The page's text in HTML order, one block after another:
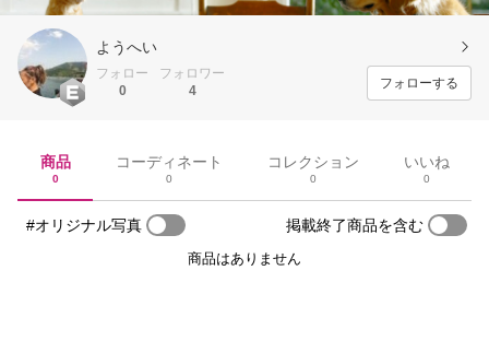
ようへい
フォロー
0
フォロワー
4
フォローする
商品
0
コーディネート
0
コレクション
0
いいね
0
#オリジナル写真 掲載終了商品を含む
商品はありません